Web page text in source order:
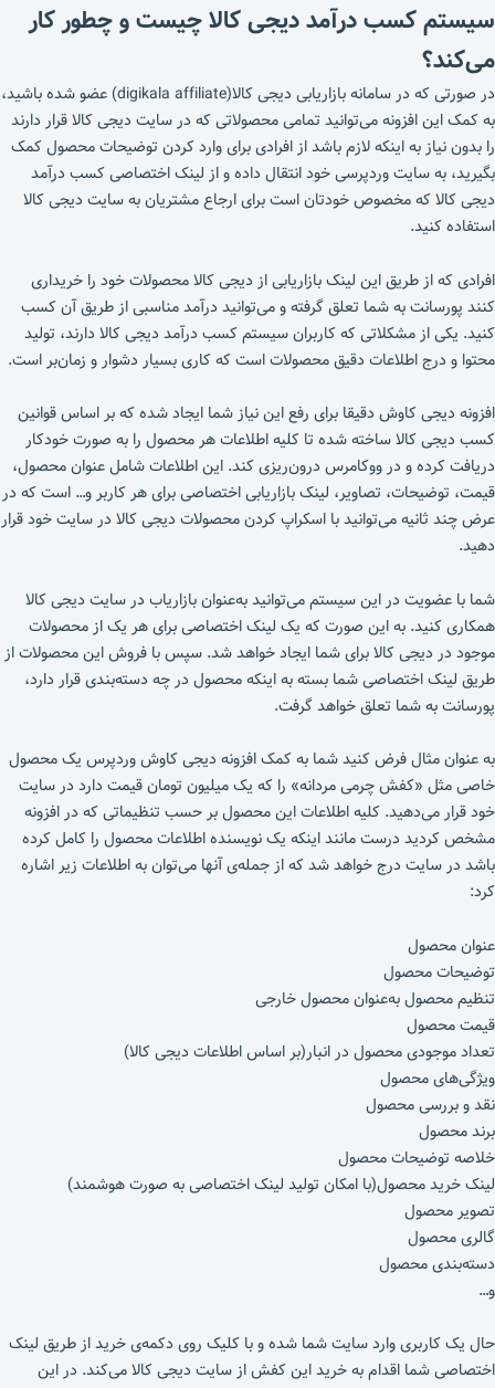
سیستم کسب درآمد دیجی کالا چیست و چطور کار
می‌کند؟
در صورتی که در سامانه بازاریابی دیجی کالا(digikala affiliate) عضو شده باشید،
به کمک این افزونه می‌توانید تمامی محصولاتی که در سایت دیجی کالا قرار دارند
را بدون نیاز به اینکه لازم باشد از افرادی برای وارد کردن توضیحات محصول کمک
بگیرید، به سایت وردپرسی خود انتقال داده و از لینک اختصاصی کسب درآمد
دیجی کالا که مخصوص خودتان است برای ارجاع مشتریان به سایت دیجی کالا
استفاده کنید.
افرادی که از طریق این لینک بازاریابی از دیجی کالا محصولات خود را خریداری
کنند پورسانت به شما تعلق گرفته و می‌توانید درآمد مناسبی از طریق آن کسب
کنید. یکی از مشکلاتی که کاربران سیستم کسب درآمد دیجی کالا دارند، تولید
محتوا و درج اطلاعات دقیق محصولات است که کاری بسیار دشوار و زمان‌بر است.
افزونه دیجی کاوش دقیقا برای رفع این نیاز شما ایجاد شده که بر اساس قوانین
کسب دیجی کالا ساخته شده تا کلیه اطلاعات هر محصول را به صورت خودکار
دریافت کرده و در ووکامرس درون‌ریزی کند. این اطلاعات شامل عنوان محصول،
قیمت، توضیحات، تصاویر، لینک بازاریابی اختصاصی برای هر کاربر و… است که در
عرض چند ثانیه می‌توانید با اسکراپ کردن محصولات دیجی کالا در سایت خود قرار
دهید.
شما با عضویت در این سیستم می‌توانید به‌عنوان بازاریاب در سایت دیجی کالا
همکاری کنید. به این صورت که یک لینک اختصاصی برای هر یک از محصولات
موجود در دیجی کالا برای شما ایجاد خواهد شد. سپس با فروش این محصولات از
طریق لینک اختصاصی شما بسته به اینکه محصول در چه دسته‌بندی قرار دارد،
پورسانت به شما تعلق خواهد گرفت.
به عنوان مثال فرض کنید شما به کمک افزونه دیجی کاوش وردپرس یک محصول
خاصی مثل «کفش چرمی مردانه» را که یک میلیون تومان قیمت دارد در سایت
خود قرار می‌دهید. کلیه اطلاعات این محصول بر حسب تنظیماتی که در افزونه
مشخص کردید درست مانند اینکه یک نویسنده اطلاعات محصول را کامل کرده
باشد در سایت درج خواهد شد که از جمله‌ی آنها می‌توان به اطلاعات زیر اشاره
کرد:
عنوان محصول
توضیحات محصول
تنظیم محصول به‌عنوان محصول خارجی
قیمت محصول
تعداد موجودی محصول در انبار(بر اساس اطلاعات دیجی کالا)
ویژگی‌های محصول
نقد و بررسی محصول
برند محصول
خلاصه توضیحات محصول
لینک خرید محصول(با امکان تولید لینک اختصاصی به صورت هوشمند)
تصویر محصول
گالری محصول
دسته‌بندی محصول
و…
حال یک کاربری وارد سایت شما شده و با کلیک روی دکمه‌ی خرید از طریق لینک
اختصاصی شما اقدام به خرید این کفش از سایت دیجی کالا می‌کند. در این